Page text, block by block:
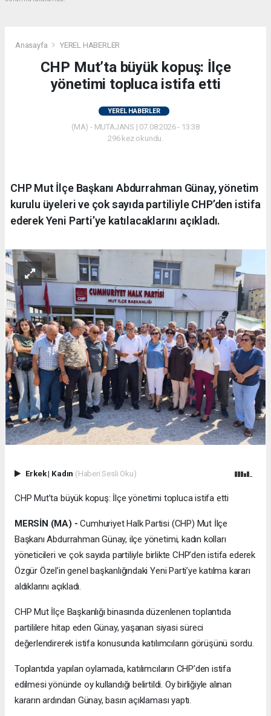
Anasayfa YEREL HABERLER
CHP Mut’ta büyük kopuş: İlçe
yönetimi topluca istifa etti
YEREL HABERLER
(MA) - MUTAJANS | 07.08.2026 - 13:38
296 kez okundu.
CHP Mut İlçe Başkanı Abdurrahman Günay, yönetim
kurulu üyeleri ve çok sayıda partiliyle CHP’den istifa
ederek Yeni Parti’ye katılacaklarını açıkladı.
Erkek| Kadın (Haberi Sesli Oku)
CHP Mut’ta büyük kopuş: İlçe yönetimi topluca istifa etti
MERSİN (MA) - Cumhuriyet Halk Partisi (CHP) Mut İlçe
Başkanı Abdurrahman Günay, ilçe yönetimi, kadın kolları
yöneticileri ve çok sayıda partiliyle birlikte CHP’den istifa ederek
Özgür Özel’in genel başkanlığındaki Yeni Parti’ye katılma kararı
aldıklarını açıkladı.
CHP Mut İlçe Başkanlığı binasında düzenlenen toplantıda
partililere hitap eden Günay, yaşanan siyasi süreci
değerlendirerek istifa konusunda katılımcıların görüşünü sordu.
Toplantıda yapılan oylamada, katılımcıların CHP’den istifa
edilmesi yönünde oy kullandığı belirtildi. Oy birliğiyle alınan
kararın ardından Günay, basın açıklaması yaptı.